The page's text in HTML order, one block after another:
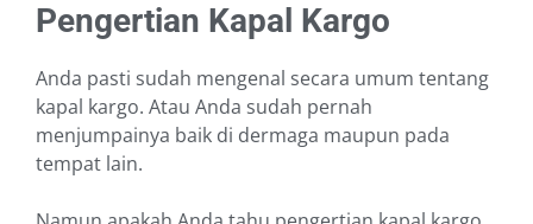
Pengertian Kapal Kargo
Anda pasti sudah mengenal secara umum tentang
kapal kargo. Atau Anda sudah pernah
menjumpainya baik di dermaga maupun pada
tempat lain.